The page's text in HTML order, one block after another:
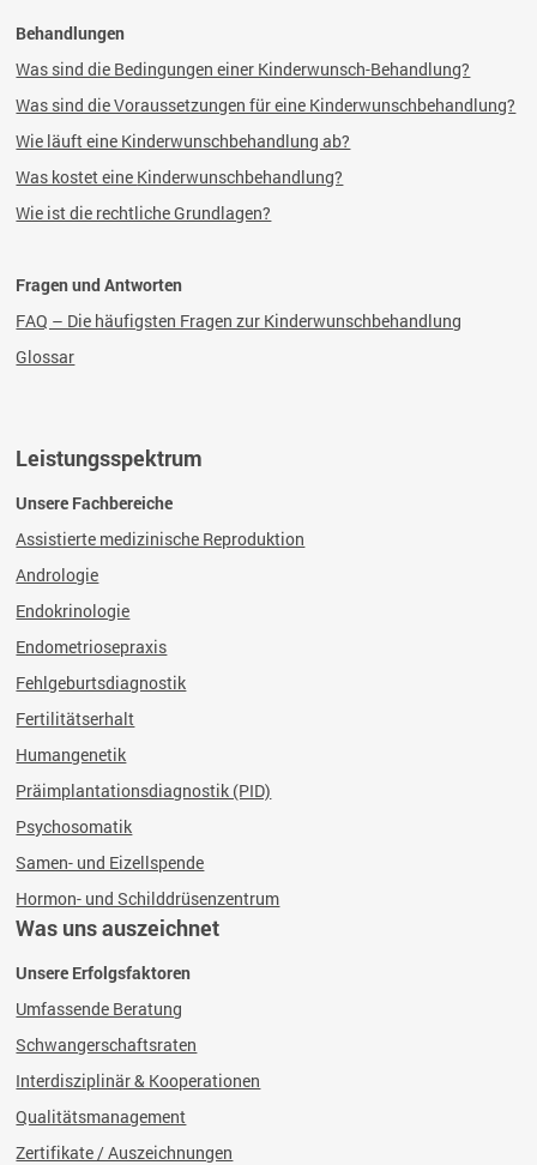
Behandlungen
Was sind die Bedingungen einer Kinderwunsch-Behandlung?
Was sind die Voraussetzungen für eine Kinderwunschbehandlung?
Wie läuft eine Kinderwunschbehandlung ab?
Was kostet eine Kinderwunschbehandlung?
Wie ist die rechtliche Grundlagen?
Fragen und Antworten
FAQ – Die häufigsten Fragen zur Kinderwunschbehandlung
Glossar
Leistungsspektrum
Unsere Fachbereiche
Assistierte medizinische Reproduktion
Andrologie
Endokrinologie
Endometriosepraxis
Fehlgeburtsdiagnostik
Fertilitätserhalt
Humangenetik
Präimplantationsdiagnostik (PID)
Psychosomatik
Samen- und Eizellspende
Hormon- und Schilddrüsenzentrum
Was uns auszeichnet
Unsere Erfolgsfaktoren
Umfassende Beratung
Schwangerschaftsraten
Interdisziplinär & Kooperationen
Qualitätsmanagement
Zertifikate / Auszeichnungen